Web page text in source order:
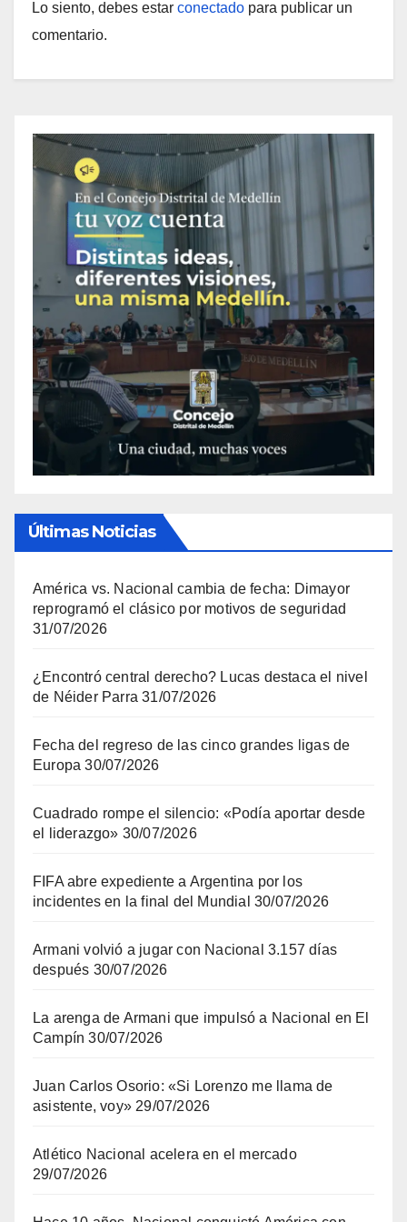
Lo siento, debes estar conectado para publicar un
comentario.
Últimas Noticias
América vs. Nacional cambia de fecha: Dimayor
reprogramó el clásico por motivos de seguridad
31/07/2026
¿Encontró central derecho? Lucas destaca el nivel
de Néider Parra 31/07/2026
Fecha del regreso de las cinco grandes ligas de
Europa 30/07/2026
Cuadrado rompe el silencio: «Podía aportar desde
el liderazgo» 30/07/2026
FIFA abre expediente a Argentina por los
incidentes en la final del Mundial 30/07/2026
Armani volvió a jugar con Nacional 3.157 días
después 30/07/2026
La arenga de Armani que impulsó a Nacional en El
Campín 30/07/2026
Juan Carlos Osorio: «Si Lorenzo me llama de
asistente, voy» 29/07/2026
Atlético Nacional acelera en el mercado
29/07/2026